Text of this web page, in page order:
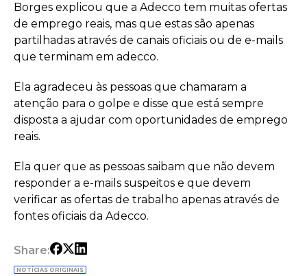
Borges explicou que a Adecco tem muitas ofertas
de emprego reais, mas que estas são apenas
partilhadas através de canais oficiais ou de e-mails
que terminam em adecco.
Ela agradeceu às pessoas que chamaram a
atenção para o golpe e disse que está sempre
disposta a ajudar com oportunidades de emprego
reais.
Ela quer que as pessoas saibam que não devem
responder a e-mails suspeitos e que devem
verificar as ofertas de trabalho apenas através de
fontes oficiais da Adecco.
Share:
NOTÍCIAS ORIGINAIS